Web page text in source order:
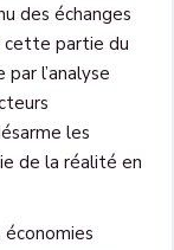
des échanges
cette partie du
l’analyse
les
de la réalité en
économies